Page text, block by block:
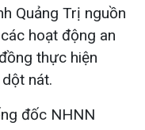
Quảng Trị nguồn
hoạt động an
thực hiện
nát.
đốc NHNN